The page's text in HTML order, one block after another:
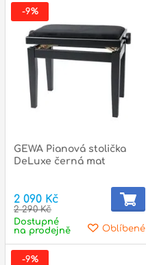
tel.: +420 222 782 732
email: prodejna@bici.cz
Otevírací doba
pondělí – pátek :10:00 – 18:00
sobota :
neděle :
GEWA Pianová stolička
DeLuxe černá mat
2 090 Kč
2 290 Kč
Oblíbené
Dostupné
na prodejně
-9%
-9%